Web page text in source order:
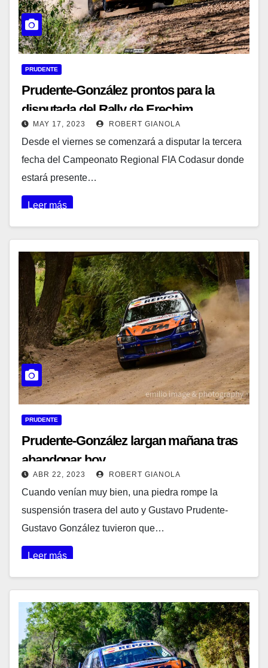
PRUDENTE
Prudente-González prontos para la
disputada del Rally de Erechim
MAY 17, 2023 ROBERT GIANOLA
Desde el viernes se comenzará a disputar la tercera
fecha del Campeonato Regional FIA Codasur donde
estará presente…
Leer más
PRUDENTE
Prudente-González largan mañana tras
abandonar hoy
ABR 22, 2023 ROBERT GIANOLA
Cuando venían muy bien, una piedra rompe la
suspensión trasera del auto y Gustavo Prudente-
Gustavo González tuvieron que…
Leer más